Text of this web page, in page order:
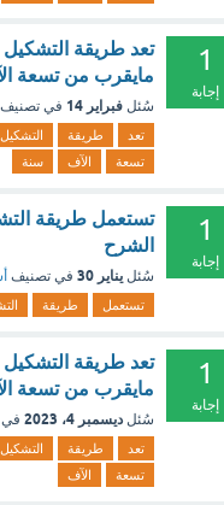
1
إجابة
تعد طريقة التشكيل
مايقرب من تسعة
سُئل فبراير 14 في تصنيف
تعد طريقة التشكيل
تسعة
الآف سنة
1
إجابة
الشرح
سُئل يناير 30 في تصنيف
تستعمل طريقة
1
إجابة
تعد طريقة التشكيل
مايقرب من تسعة
سُئل ديسمبر 4، 2023 في
تعد طريقة التشكيل
تسعة
الآف